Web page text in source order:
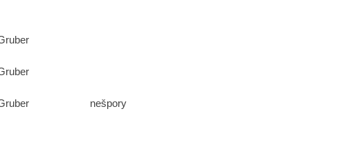
Gruber
nešpory